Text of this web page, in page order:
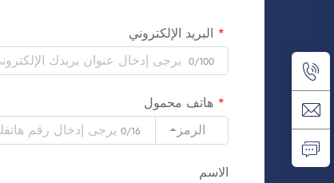
البريد الإلكتروني
0/100
هاتف محمول
الرمز
0/16
الاسم